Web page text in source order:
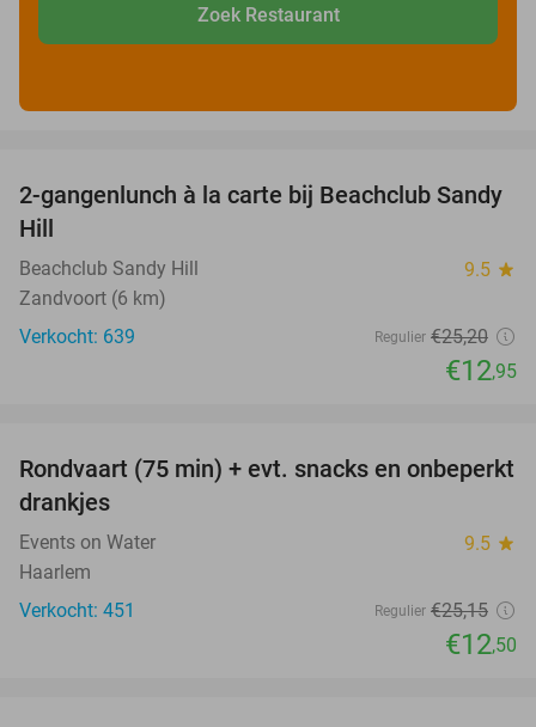
Zoek Restaurant
49%
2-gangenlunch à la carte bij Beachclub Sandy
Hill
Beachclub Sandy Hill 9.5 star
Zandvoort (6 km)
Verkocht: 639
Regulier €25,20
€12,95
50%
Rondvaart (75 min) + evt. snacks en onbeperkt
drankjes
Events on Water 9.5 star
Haarlem
Verkocht: 451
Regulier €25,15
€12,50